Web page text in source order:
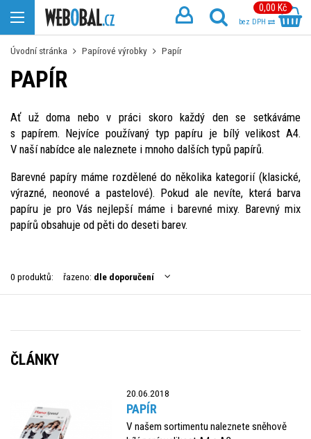
0,00 Kč
bez DPH
Úvodní stránka Papírové výrobky Papír
PAPÍR
Ať už doma nebo v práci skoro každý den se setkáváme
s papírem. Nejvíce používaný typ papíru je bílý velikost A4.
V naší nabídce ale naleznete i mnoho dalších typů papírů.
Barevné papíry máme rozdělené do několika kategorií (klasické,
výrazné, neonové a pastelové). Pokud ale nevíte, která barva
papíru je pro Vás nejlepší máme i barevné mixy. Barevný mix
papírů obsahuje od pěti do deseti barev.
0 produktů: řazeno: dle doporučení
ČLÁNKY
20.06.2018
PAPÍR
V našem sortimentu naleznete sněhově